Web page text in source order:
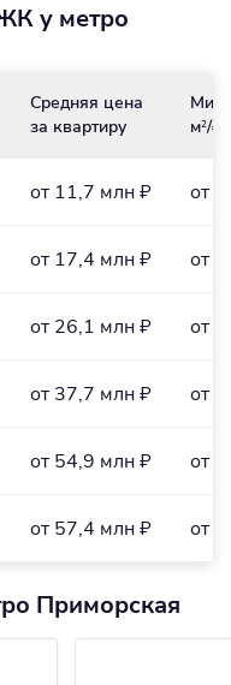
у метро
Средняя цена
за квартиру
Мин.
м2/₽
от 11,7 млн ₽ от
от 17,4 млн ₽ от
от 26,1 млн ₽ от
от 37,7 млн ₽ от
от 54,9 млн ₽ от
от 57,4 млн ₽ от
Приморская